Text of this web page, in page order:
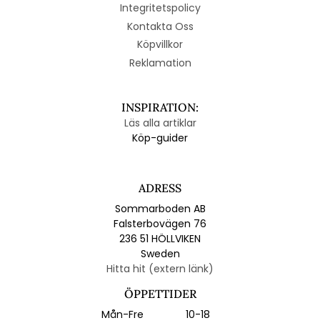
Integritetspolicy
Kontakta Oss
Köpvillkor
Reklamation
INSPIRATION:
Läs alla artiklar
Köp-guider
ADRESS
Sommarboden AB
Falsterbovägen 76
236 51 HÖLLVIKEN
Sweden
Hitta hit (extern länk)
ÖPPETTIDER
Mån-Fre
10-18